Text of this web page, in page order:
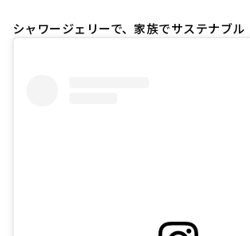
シャワージェリーで、家族でサステナブル